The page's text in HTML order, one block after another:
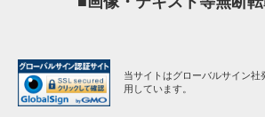
当サイトはグローバルサイン社
用しています。